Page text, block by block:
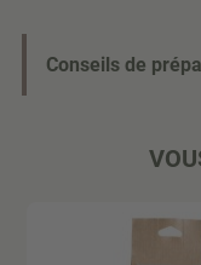
Conseils de